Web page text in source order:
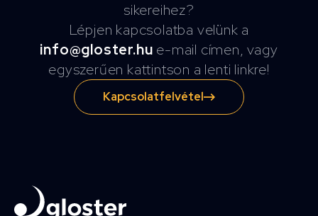
sikereihez?
Lépjen kapcsolatba velünk a
info@gloster.hu e-mail címen, vagy
egyszerűen kattintson a lenti linkre!
Kapcsolatfelvétel